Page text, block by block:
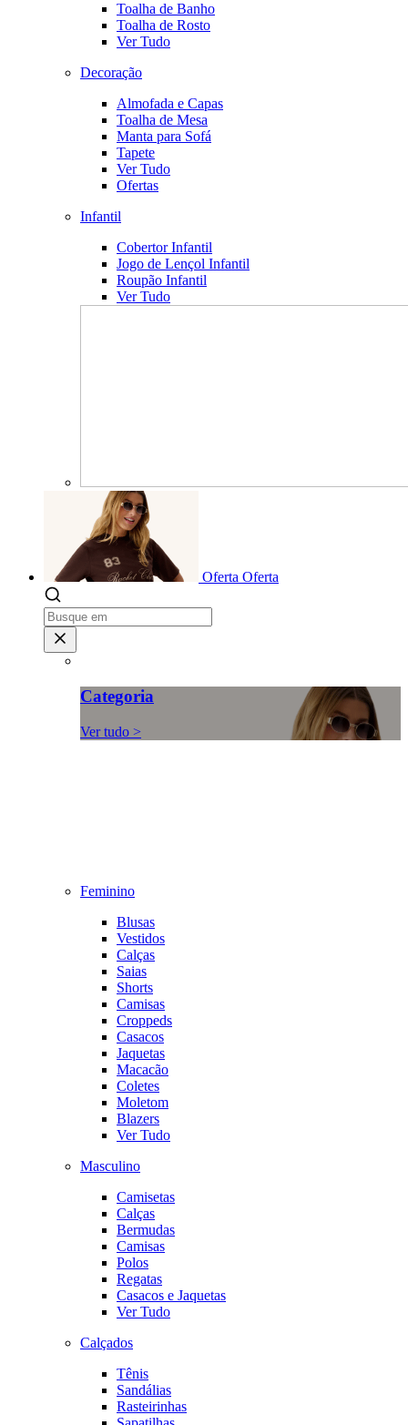
Toalha de Banho
Toalha de Rosto
Ver Tudo
Decoração
Almofada e Capas
Toalha de Mesa
Manta para Sofá
Tapete
Ver Tudo
Ofertas
Infantil
Cobertor Infantil
Jogo de Lençol Infantil
Roupão Infantil
Ver Tudo
Oferta Oferta
Categoria
Ver tudo >
Feminino
Blusas
Vestidos
Calças
Saias
Shorts
Camisas
Croppeds
Casacos
Jaquetas
Macacão
Coletes
Moletom
Blazers
Ver Tudo
Masculino
Camisetas
Calças
Bermudas
Camisas
Polos
Regatas
Casacos e Jaquetas
Ver Tudo
Calçados
Tênis
Sandálias
Rasteirinhas